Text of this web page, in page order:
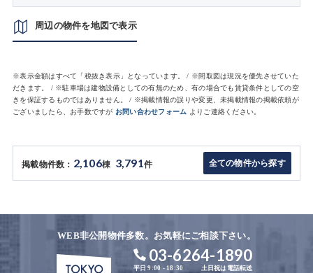
周辺の物件を地図で表示
※表示金額はすべて「税抜き表示」となっています。 / ※間取図は現況を優先させていた
だきます。 / ※駐車場は建物設備としての有無のため、有の場合でも賃貸条件としての空
きを保証するものではありません。 / ※掲載情報の誤りや変更、未掲載情報の掲載依頼が
ございましたら、お手数ですが お問い合わせフォーム よりご連絡ください。
掲載物件数： 2,106棟 3,791件 全ての物件から探す
WEB非公開物件多数。お気軽にご相談下さい。
03-6264-1890
平日 9:00 - 18:30 土日祝は電話転送